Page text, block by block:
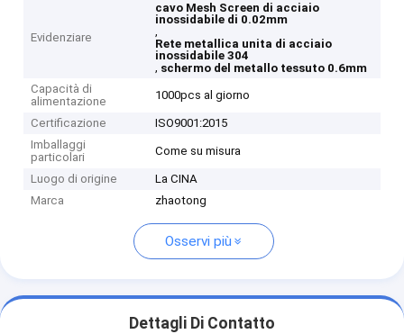
Evidenziare
cavo Mesh Screen di acciaio
inossidabile di 0.02mm
,
Rete metallica unita di acciaio
inossidabile 304
, schermo del metallo tessuto 0.6mm
Capacità di
alimentazione
1000pcs al giorno
Certificazione
ISO9001:2015
Imballaggi
particolari
Come su misura
Luogo di origine
La CINA
Marca
zhaotong
Osservi più
Dettagli Di Contatto